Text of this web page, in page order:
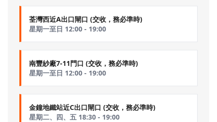
荃灣西近A出口閘口 (交收，務必準時)
星期一至日 12:00 - 19:00
南豐紗廠7-11門口 (交收，務必準時)
星期一至日 12:00 - 19:00
金鐘地鐵站近C出口閘口 (交收，務必準時)
星期二、四、五 18:30 - 19:00